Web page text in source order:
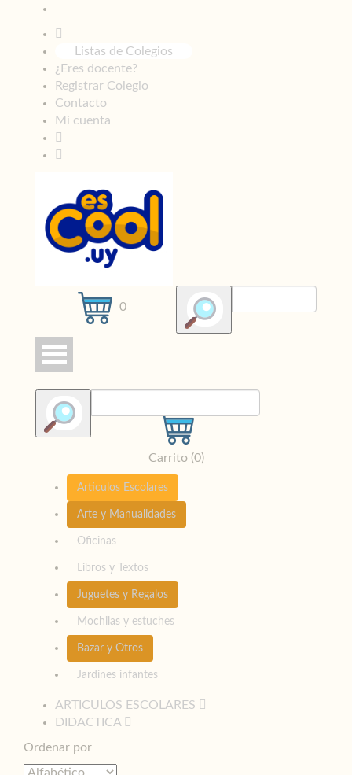
Listas de Colegios
¿Eres docente?
Registrar Colegio
Contacto
Mi cuenta
0
Carrito (0)
Articulos Escolares
Arte y Manualidades
Oficinas
Libros y Textos
Juguetes y Regalos
Mochilas y estuches
Bazar y Otros
Jardines infantes
ARTICULOS ESCOLARES
DIDACTICA
Ordenar por